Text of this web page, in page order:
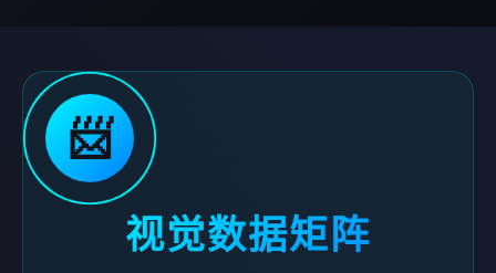
📨
视觉数据矩阵